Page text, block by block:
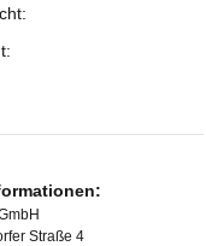
Straße 4